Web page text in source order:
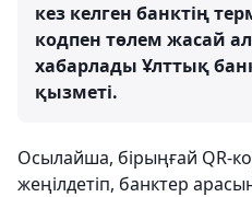
кез келген банктің
кодпен төлем жасай
хабарлады Ұлттық
қызметі.
Осылайша, бірыңғай QR-
жеңілдетіп, банктер